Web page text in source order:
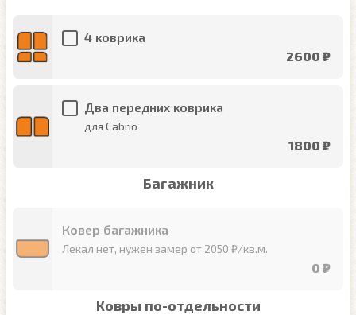
4 коврика
2600 ₽
Два передних коврика
для Cabrio
1800 ₽
Багажник
Ковер багажника
Лекал нет, нужен замер от 2050 ₽/кв.м.
0 ₽
Ковры по-отдельности